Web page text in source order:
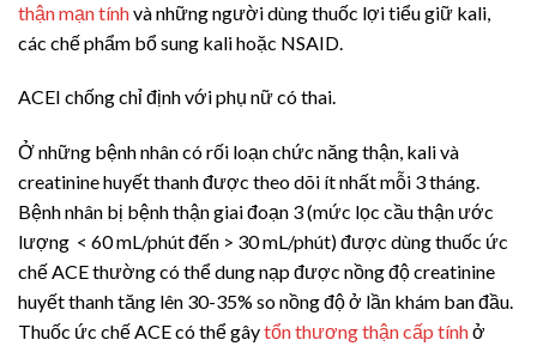
thận mạn tínhvà những người dùng thuốc lợi tiểu giữ kali,
các chế phẩm bổ sung kali hoặc NSAID.
ACEI chống chỉ định với phụ nữ có thai.
Ở những bệnh nhân có rối loạn chức năng thận, kali và
creatinine huyết thanh được theo dõi ít nhất mỗi 3 tháng.
Bệnh nhân bị bệnh thận giai đoạn 3 (mức lọc cầu thận ước
lượng < 60 mL/phút đến > 30 mL/phút) được dùng thuốc ức
chế ACE thường có thể dung nạp được nồng độ creatinine
huyết thanh tăng lên 30-35% so nồng độ ở lần khám ban đầu.
Thuốc ức chế ACE có thể gâytổn thương thận cấp tínhở